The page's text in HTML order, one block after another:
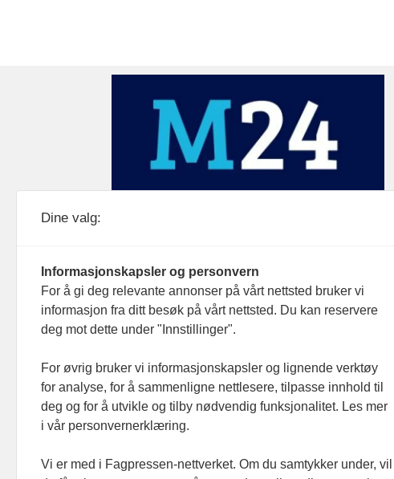
Dine valg:
Informasjonskapsler og personvern
For å gi deg relevante annonser på vårt nettsted bruker vi
informasjon fra ditt besøk på vårt nettsted. Du kan reservere
deg mot dette under "Innstillinger".
For øvrig bruker vi informasjonskapsler og lignende verktøy
for analyse, for å sammenligne nettlesere, tilpasse innhold til
deg og for å utvikle og tilby nødvendig funksjonalitet. Les mer
i vår personvernerklæring.
Vi er med i Fagpressen-nettverket. Om du samtykker under, vil